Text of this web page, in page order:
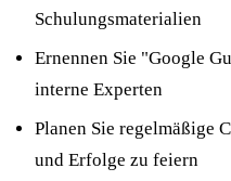
Schulungsmaterialien
Ernennen Sie "Google
interne Experten
Planen Sie regelmäßige
und Erfolge zu feiern